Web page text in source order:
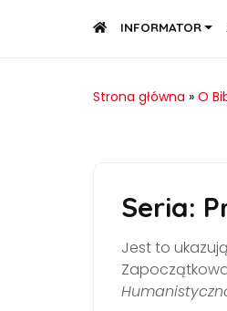
STRONA GŁÓWNA
INFORMATOR
Strona główna » O
Seria:
Jest to